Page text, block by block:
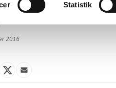
Statistik
2016